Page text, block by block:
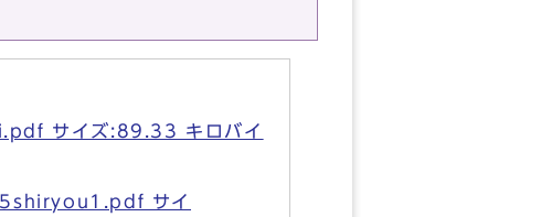
サイズ:89.33 キロバイ
サイ